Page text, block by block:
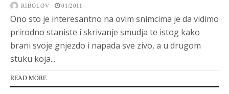
RIBOLOV 01/2011
Ono sto je interesantno na ovim snimcima je da vidimo
prirodno staniste i skrivanje smudja te istog kako
brani svoje gnjezdo i napada sve zivo, a u drugom
stuku koja...
READ MORE